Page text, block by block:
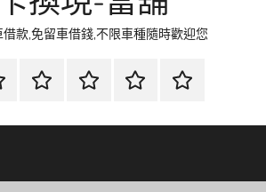
款,免留車借錢,不限車種隨時歡迎您
網
資
流
時
環
清
聯
徵